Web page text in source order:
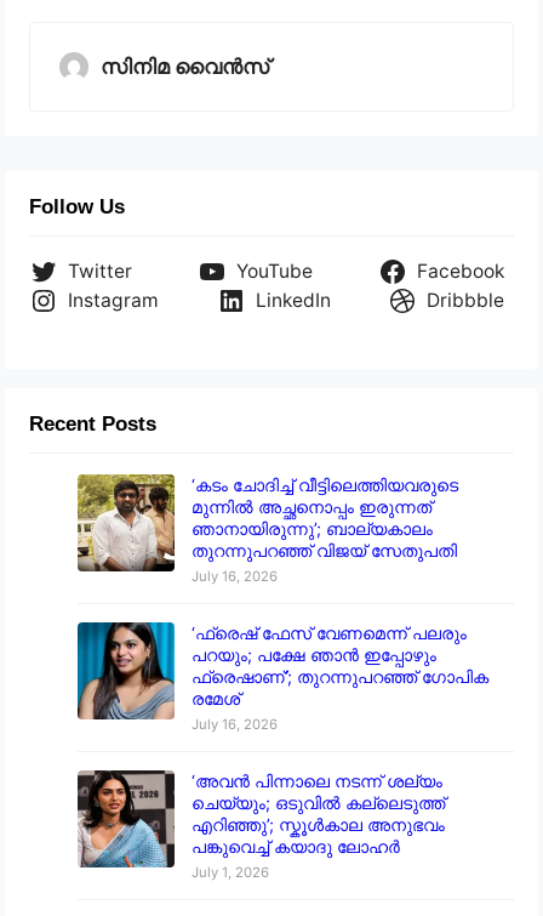
സിനിമ വൈൻസ്
Follow Us
Twitter YouTube
Facebook
Instagram
LinkedIn Dribbble
Recent Posts
‘കടം ചോദിച്ച് വീട്ടിലെത്തിയവരുടെ
മുന്നിൽ അച്ഛനൊപ്പം ഇരുന്നത്
ഞാനായിരുന്നു’; ബാല്യകാലം
തുറന്നുപറഞ്ഞ് വിജയ് സേതുപതി
July 16, 2026
‘ഫ്രെഷ് ഫേസ് വേണമെന്ന് പലരും
പറയും; പക്ഷേ ഞാൻ ഇപ്പോഴും
ഫ്രെഷാണ്’; തുറന്നുപറഞ്ഞ് ഗോപിക
രമേശ്
July 16, 2026
‘അവൻ പിന്നാലെ നടന്ന് ശല്യം
ചെയ്യും; ഒടുവിൽ കല്ലെടുത്ത്
എറിഞ്ഞു’; സ്കൂൾകാല അനുഭവം
പങ്കുവെച്ച് കയാദു ലോഹർ
July 1, 2026